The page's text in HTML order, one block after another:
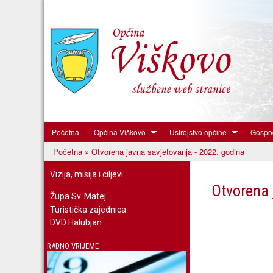
Općina
Viškovo
Početna Općina Viškovo Ustrojstvo općine
Vi ste ovdje
Početna » Otvorena javna savjetovanja - 2022. godina
Vizija, misija i ciljevi
Župa Sv. Matej
Turistička zajednica
DVD Halubjan
RADNO VRIJEME